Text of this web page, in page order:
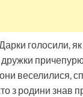
голосили,
дружки
веселилися,
з родини знав